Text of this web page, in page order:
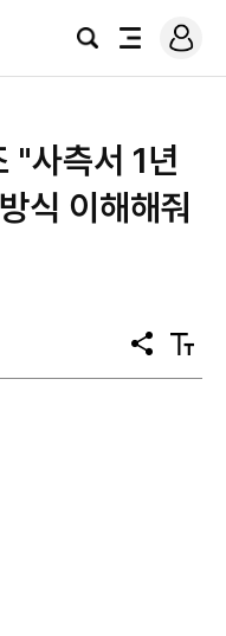
검
전
로
그
"사측서 1년
식 이해해줘
공
유
텍
스